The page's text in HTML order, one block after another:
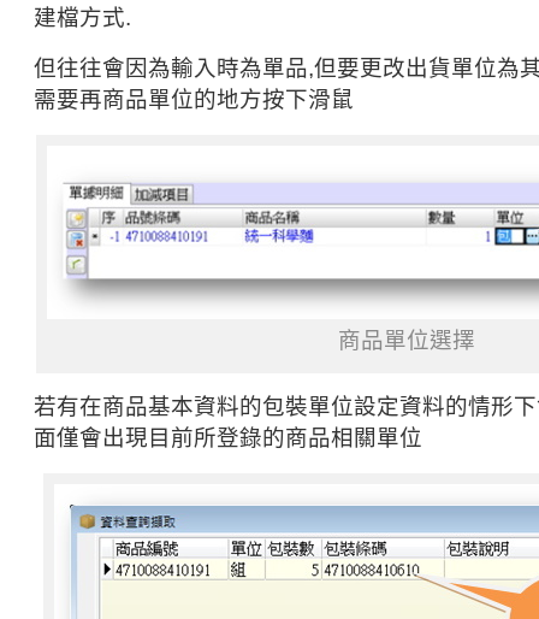
建檔方式.
但往往會因為輸入時為單品,但要更改出貨單位為
需要再商品單位的地方按下滑鼠
商品單位選擇
若有在商品基本資料的包裝單位設定資料的情形
面僅會出現目前所登錄的商品相關單位